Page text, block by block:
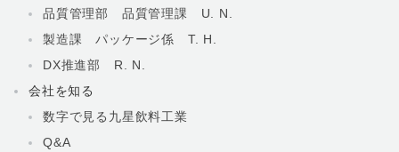
品質管理部 品質管理課 U. N.
製造課 パッケージ係 T. H.
DX推進部 R. N.
会社を知る
数字で見る九星飲料工業
Q&A